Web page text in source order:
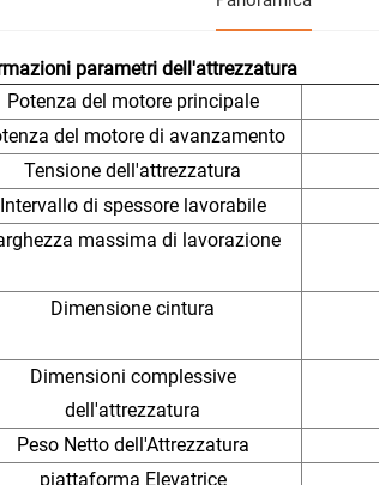
parametri dell'attrezzatura
Potenza del motore principale
del motore di avanzamento
Tensione dell'attrezzatura
Intervallo di spessore lavorabile
massima di lavorazione
Dimensione cintura
Dimensioni complessive
dell'attrezzatura
Peso Netto dell'Attrezzatura
piattaforma Elevatrice